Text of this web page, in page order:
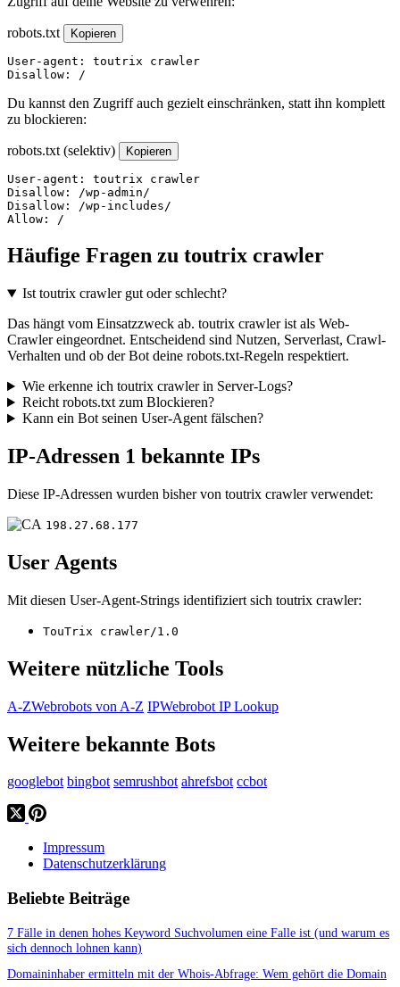
robots.txt Kopieren
User-agent: toutrix crawler
Disallow: /
Du kannst den Zugriff auch gezielt einschränken, statt ihn komplett
zu blockieren:
robots.txt (selektiv) Kopieren
User-agent: toutrix crawler
Disallow: /wp-admin/
Disallow: /wp-includes/
Allow: /
Häufige Fragen zu toutrix crawler
Ist toutrix crawler gut oder schlecht?
Das hängt vom Einsatzzweck ab. toutrix crawler ist als Web-
Crawler eingeordnet. Entscheidend sind Nutzen, Serverlast, Crawl-
Verhalten und ob der Bot deine robots.txt-Regeln respektiert.
Wie erkenne ich toutrix crawler in Server-Logs?
Reicht robots.txt zum Blockieren?
Kann ein Bot seinen User-Agent fälschen?
IP-Adressen 1 bekannte IPs
Diese IP-Adressen wurden bisher von toutrix crawler verwendet:
198.27.68.177
User Agents
Mit diesen User-Agent-Strings identifiziert sich toutrix crawler:
TouTrix crawler/1.0
Weitere nützliche Tools
A-ZWebrobots von A-Z IPWebrobot IP Lookup
Weitere bekannte Bots
googlebot bingbot semrushbot ahrefsbot ccbot
Impressum
Datenschutzerklärung
Beliebte Beiträge
7 Fälle in denen hohes Keyword Suchvolumen eine Falle ist (und warum es
sich dennoch lohnen kann)
Domaininhaber ermitteln mit der Whois-Abfrage: Wem gehört die Domain